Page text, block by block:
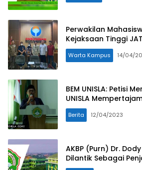
Perwakilan
Kejaksaan Tinggi
Warta Kampus 14/04/
BEM UNISLA: Petisi
UNISLA
Berita 12/04/2023
AKBP (Purn) Dr.
Dilantik Sebagai